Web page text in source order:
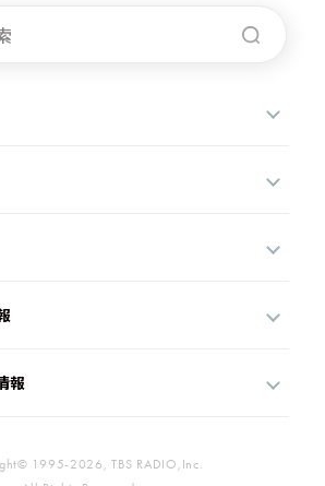
報
1995-2026, TBS RADIO,Inc.